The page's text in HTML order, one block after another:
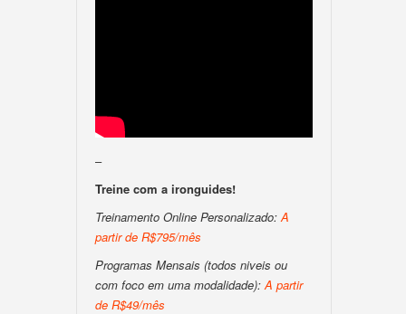
–
Treine com a ironguides!
Treinamento Online Personalizado:A
partir de R$795/mês
Programas Mensais (todos niveis ou
com foco em uma modalidade):A partir
de R$49/mês